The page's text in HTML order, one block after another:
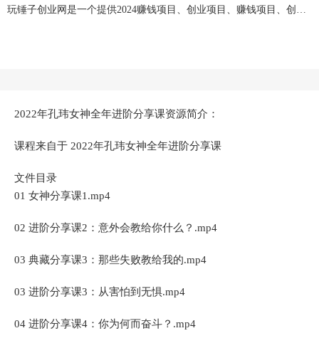
玩锤子创业网是一个提供2024赚钱项目、创业项目、赚钱项目、创业赚钱教程、引流教程的创业网,欢迎来玩锤子创业网！
2022年孔玮女神全年进阶分享课资源简介：
课程来自于 2022年孔玮女神全年进阶分享课
文件目录
01 女神分享课1.mp4
02 进阶分享课2：意外会教给你什么？.mp4
03 典藏分享课3：那些失败教给我的.mp4
03 进阶分享课3：从害怕到无惧.mp4
04 进阶分享课4：你为何而奋斗？.mp4